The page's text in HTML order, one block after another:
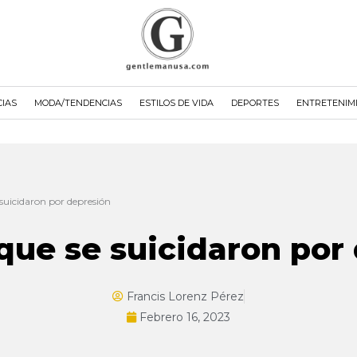
MODA/TENDENCIAS ESTILOS DE VIDA DEPORTES
por depresión
se suicidaron
Francis Lorenz Pérez
Febrero 16, 2023